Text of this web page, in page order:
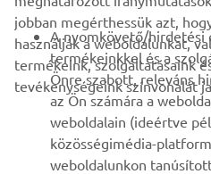
B2B
TÖBB YAMAHA
TÁMOGATÁS
jobban megérthessük azt,
használják a weboldalunkat,
termékeink, szolgáltatásaink
tevékenységeink színvonalát
A nyomkövető/hirdetési
termékeinkkel és a
Önre szabott, releváns
az Ön számára a
weboldalain (ideértve
közösségimédia-
weboldalunkon